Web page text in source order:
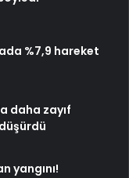
%7,9 hareket
daha zayıf
yangını!